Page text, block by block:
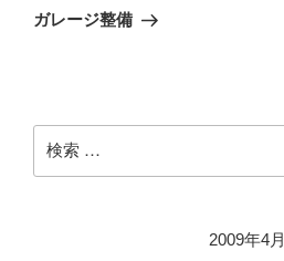
ゲ
ン
稿
の
ガレージ整備
索:
2009年4月